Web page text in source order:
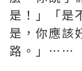
是！」「是
是，你應該
路。」⋯⋯